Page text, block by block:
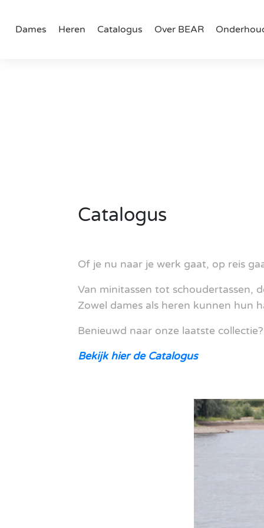
Dames
Heren Catalogus Over BEAR
Catalogus
Of je nu naar je werk gaat, op reis
Van minitassen tot schoudertassen,
Zowel dames als heren kunnen hun
Benieuwd naar onze laatste collectie?
Bekijk hier de Catalogus